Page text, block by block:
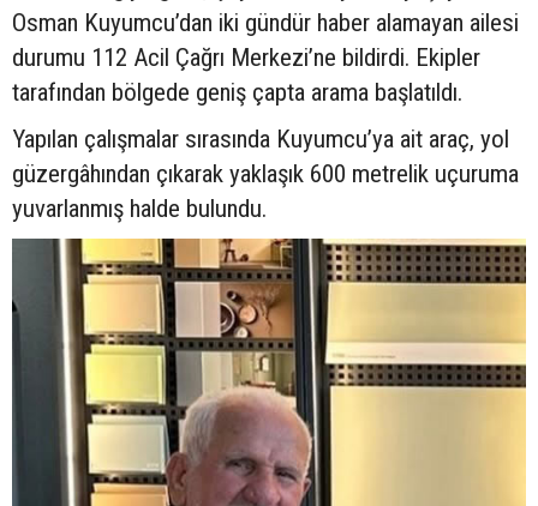
Osman Kuyumcu’dan iki gündür haber alamayan ailesi
durumu 112 Acil Çağrı Merkezi’ne bildirdi. Ekipler
tarafından bölgede geniş çapta arama başlatıldı.
Yapılan çalışmalar sırasında Kuyumcu’ya ait araç, yol
güzergâhından çıkarak yaklaşık 600 metrelik uçuruma
yuvarlanmış halde bulundu.